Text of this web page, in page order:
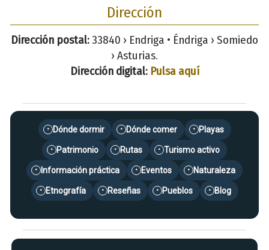
Dirección
Dirección postal:33840 › Endriga • Éndriga › Somiedo
› Asturias.
Dirección digital: Pulsa aquí
• Dónde dormir • Dónde comer • Playas
• Patrimonio • Rutas • Turismo activo
• Información práctica • Eventos • Naturaleza
• Etnografía • Reseñas • Pueblos • Blog